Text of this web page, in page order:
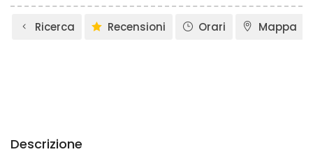
Ricerca Recensioni Orari Mappa
Descrizione